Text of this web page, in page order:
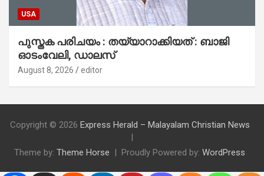
USA
പുസ്തക പരിചയം : തയ്യാറാക്കിയത് : ബാജി
ഓടംവേലി, ഡാലസ്
August 8, 2026 editor
Copyright © 2026 Express Herald – Malayalam Christian News
Theme by: Theme Horse Proudly Powered by: WordPress